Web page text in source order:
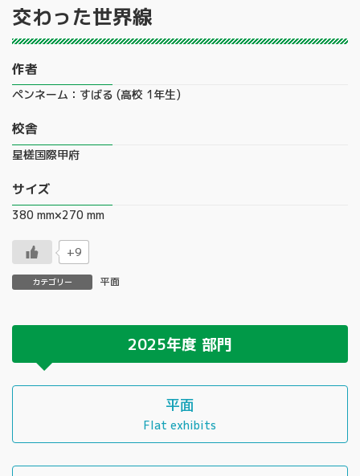
交わった世界線
作者
ペンネーム：すばる (高校 1年生)
校舎
星槎国際甲府
サイズ
380 mm×270 mm
+9
カテゴリー 平面
2025年度 部門
平面
Flat exhibits